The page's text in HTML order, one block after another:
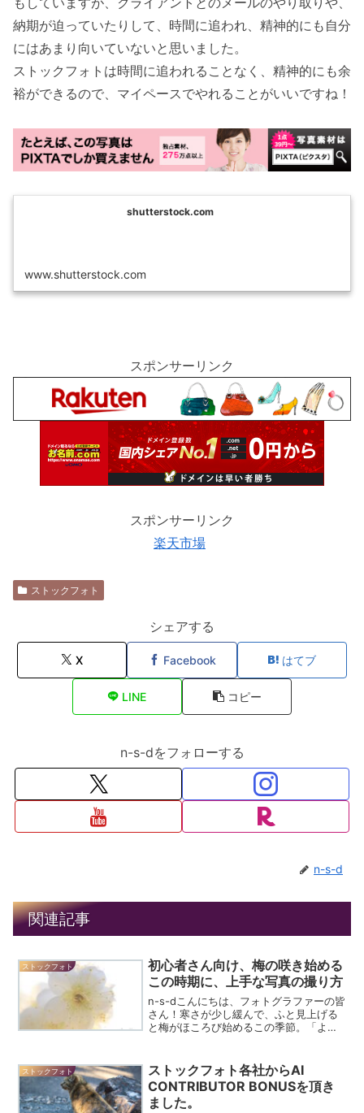
納期が迫っていたりして、時間に追われ、精神的にも自分
にはあまり向いていないと思いました。
ストックフォトは時間に追われることなく、精神的にも余
裕ができるので、マイペースでやれることがいいですね！
shutterstock.com
www.shutterstock.com
スポンサーリンク
スポンサーリンク
楽天市場
ストックフォト
シェアする
X Facebook はてブ
LINE コピー
n-s-dをフォローする
n-s-d
関連記事
ストックフォト
初心者さん向け、梅の咲き始める
この時期に、上手な写真の撮り方
n-s-dこんにちは、フォトグラファーの皆
さん！寒さが少し緩んで、ふと見上げる
と梅がほころび始めるこの季節。「よ
めにこそ意識したい、初心者さん向けの
上手な撮り方をまとめ...
ストックフォト
ストックフォト各社からAI
CONTRIBUTOR BONUSを頂き
ました。